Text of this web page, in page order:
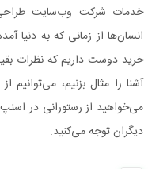
خدمات شرکت وب‌سایت
انسان‌ها از زمانی که به دنیا
خرید دوست داریم که نظرات
آشنا را مثال بزنیم،
می‌خواهید از رستورانی در
دیگران توجه می‌کنید.